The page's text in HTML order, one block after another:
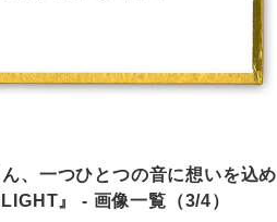
、一つひとつの音に想いを込め
』 - 画像一覧（3/4）